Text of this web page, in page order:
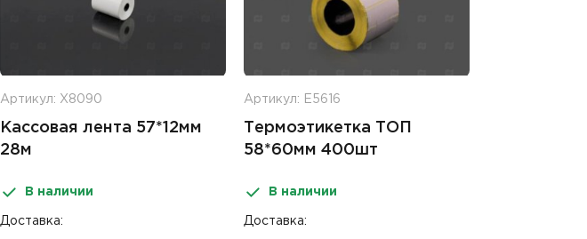
Артикул: Х8090
Кассовая лента 57*12мм
28м
В наличии
Доставка:
Артикул: Е5616
Термоэтикетка ТОП
58*60мм 400шт
В наличии
Доставка: